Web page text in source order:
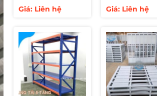
Giá: Liên hệ Giá: Liên hệ